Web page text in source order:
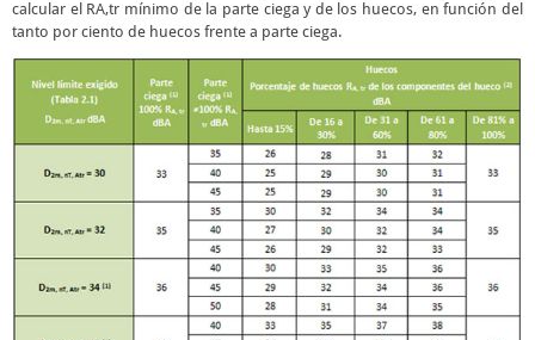
calcular el RA,tr mínimo de la parte ciega y de los huecos, en función del
tanto por ciento de huecos frente a parte ciega.